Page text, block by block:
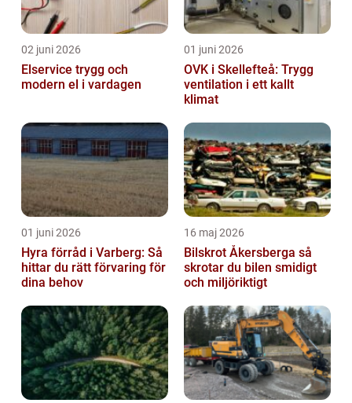
02 juni 2026
Elservice trygg och
modern el i vardagen
01 juni 2026
OVK i Skellefteå: Trygg
ventilation i ett kallt
klimat
01 juni 2026
Hyra förråd i Varberg: Så
hittar du rätt förvaring för
dina behov
16 maj 2026
Bilskrot Åkersberga så
skrotar du bilen smidigt
och miljöriktigt